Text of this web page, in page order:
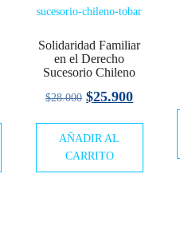
Solidaridad Familiar
en el Derecho
Sucesorio Chileno
$28.000 El
original
era:
$25.900El
AÑADIR AL
CARRITO